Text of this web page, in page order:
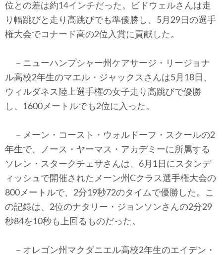
位との差は約14インチだった。ビドウェルさんは走
り幅跳びと走り高跳びでも準優勝し、5月29日の選手
権大会でコナード高の2位入賞に貢献した。
－ニューハンプシャー州ケアサージ・リージョナ
ル高校2年生のマエル・ジャックスさんは5月18日、
ウィルダネス陸上選手権の女子走り高跳びで優勝
し、1600メートルでも2位に入った。
－メーン・コースト・ウォルドーフ・スクールの2
年生で、ノース・ヤーマス・アカデミーに所属する
ソレン・スタークチェサさんは、6月1日にスタンデ
ィッシュで開催されたメーン州Cクラス選手権大会の
800メートルで、2分19秒72のタイムで優勝した。こ
の記録は、2位のナタリー・ジョンソンさんの2分29
秒84を10秒も上回るものだった。
－オレゴン州マクダニエル高校2年生のエイデン・